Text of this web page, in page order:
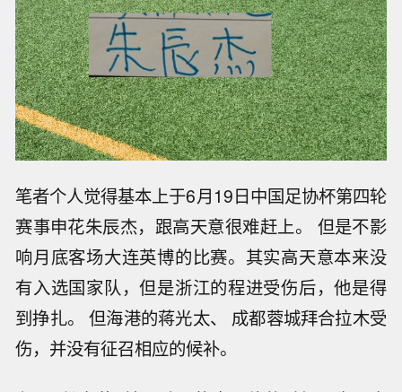
笔者个人觉得基本上于6月19日中国足协杯第四轮
赛事申花朱辰杰，跟高天意很难赶上。 但是不影
响月底客场大连英博的比赛。其实高天意本来没
有入选国家队，但是浙江的程进受伤后，他是得
到挣扎。 但海港的蒋光太、 成都蓉城拜合拉木受
伤，并没有征召相应的候补。